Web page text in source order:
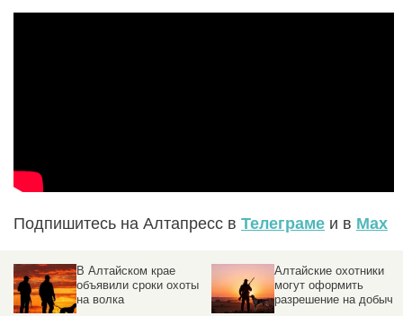
Подпишитесь на Алтапресс в Телеграме и в Max
В Алтайском крае
объявили сроки охоты
на волка
Алтайские охотники
могут оформить
разрешение на добычу